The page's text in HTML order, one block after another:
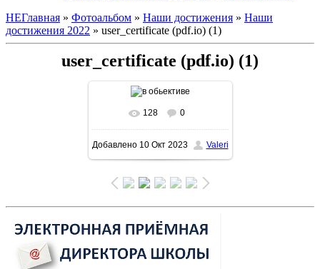
НЕГлавная » Фотоальбом » Наши достижения » Наши
достижения 2022 » user_certificate (pdf.io) (1)
user_certificate (pdf.io) (1)
В реальном размере
1600x1131/ 590.6Kb
128 0
Добавлено10 Окт 2023 Valeri